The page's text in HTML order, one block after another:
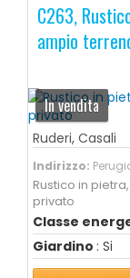
C263,
ampio
In vendita
Ruderi, Casali
Indirizzo:
Rustico in
privato
Classe
Giardino : Si